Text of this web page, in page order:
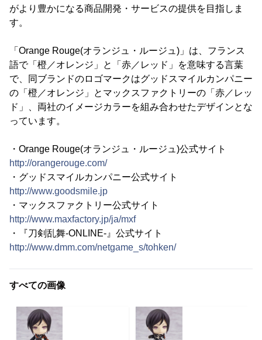
がより豊かになる商品開発・サービスの提供を目指しま
す。
「Orange Rouge(オランジュ・ルージュ)」は、フランス
語で「橙／オレンジ」と「赤／レッド」を意味する言葉
で、同ブランドのロゴマークはグッドスマイルカンパニー
の「橙／オレンジ」とマックスファクトリーの「赤／レッ
ド」、両社のイメージカラーを組み合わせたデザインとな
っています。
・Orange Rouge(オランジュ・ルージュ)公式サイト
http://orangerouge.com/
・グッドスマイルカンパニー公式サイト
http://www.goodsmile.jp
・マックスファクトリー公式サイト
http://www.maxfactory.jp/ja/mxf
・『刀剣乱舞-ONLINE-』公式サイト
http://www.dmm.com/netgame_s/tohken/
すべての画像